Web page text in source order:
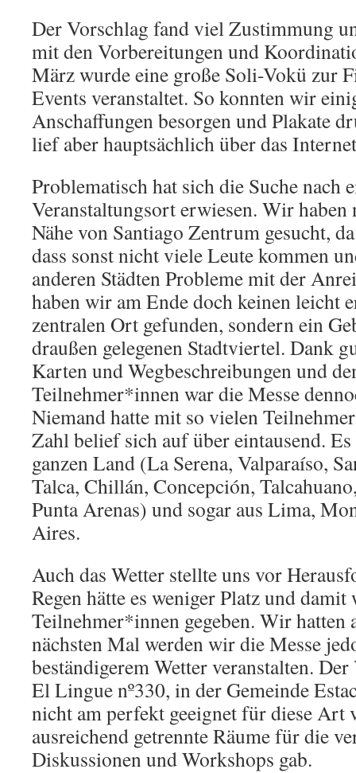
Der Vorschlag fand viel Zustimmung
mit den Vorbereitungen und
März wurde eine große Soli-Vokü zur
Events veranstaltet. So konnten wir
Anschaffungen besorgen und Plakate
lief aber hauptsächlich über das
Problematisch hat sich die Suche nach
Veranstaltungsort erwiesen. Wir
Nähe von Santiago Zentrum gesucht,
dass sonst nicht viele Leute kommen
anderen Städten Probleme mit der
haben wir am Ende doch keinen leicht
zentralen Ort gefunden, sondern ein
draußen gelegenen Stadtviertel. Dank
Karten und Wegbeschreibungen und
Teilnehmer*innen war die Messe
Niemand hatte mit so vielen
Zahl belief sich auf über eintausend.
ganzen Land (La Serena, Valparaíso,
Talca, Chillán, Concepción,
Punta Arenas) und sogar aus Lima,
Aires.
Auch das Wetter stellte uns vor
Regen hätte es weniger Platz und damit
Teilnehmer*innen gegeben. Wir hatten
nächsten Mal werden wir die Messe
beständigerem Wetter veranstalten.
El Lingue nº330, in der Gemeinde
nicht am perfekt geeignet für diese Art
ausreichend getrennte Räume für die
Diskussionen und Workshops gab.